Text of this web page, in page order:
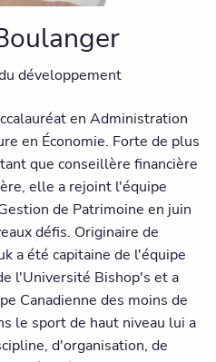
développement
en Administration
en Économie. Forte de plus
que conseillère financière
elle a rejoint l'équipe
de Patrimoine en juin
défis. Originaire de
a été capitaine de l'équipe
l'Université Bishop's et a
Canadienne des moins de
le sport de haut niveau lui a
d'organisation, de